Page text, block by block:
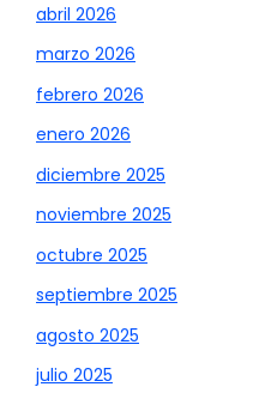
abril 2026
marzo 2026
febrero 2026
enero 2026
diciembre 2025
noviembre 2025
octubre 2025
septiembre 2025
agosto 2025
julio 2025